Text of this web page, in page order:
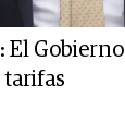
El
tarifas